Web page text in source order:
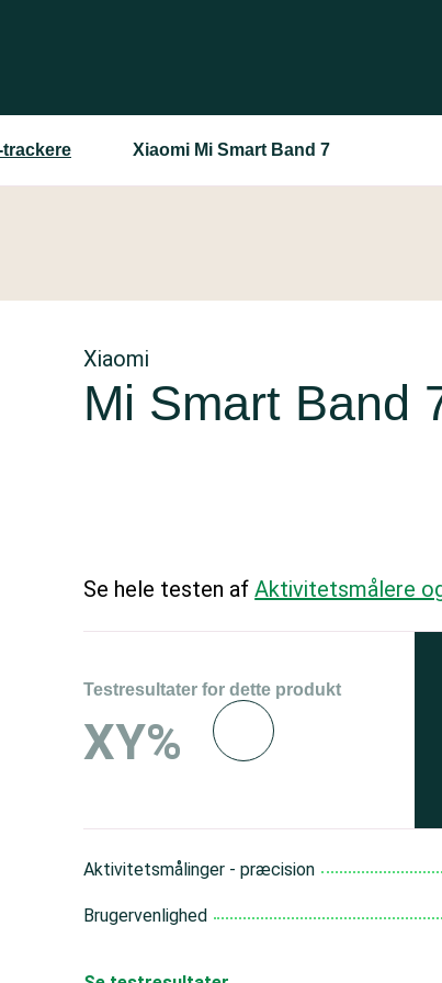
Xiaomi Mi Smart Band 7
Xiaomi
Mi Smart Band
Se hele testen afAktivitetsmålere
Testresultater for dette produkt
XY%
Aktivitetsmålinger - præcision
Brugervenlighed